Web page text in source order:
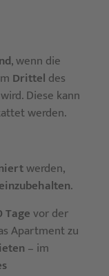
, wenn die
Drittel des
Diese kann
werden.
werden,
.
Tagevor der
Apartment zu
– im